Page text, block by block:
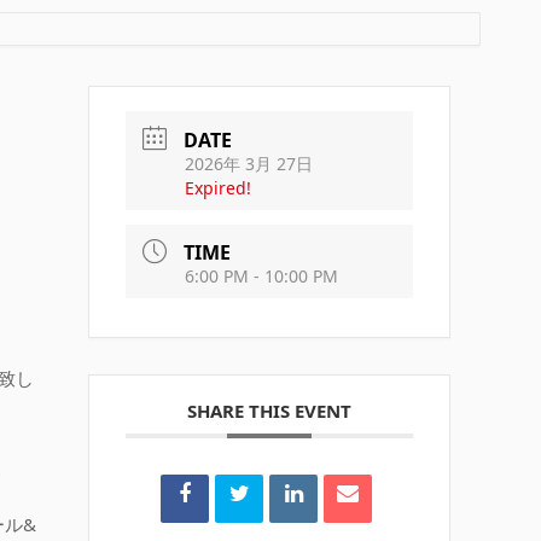
し
ル&
DATE
2026年 3月 27日
Expired!
TIME
6:00 PM - 10:00 PM
SHARE THIS EVENT